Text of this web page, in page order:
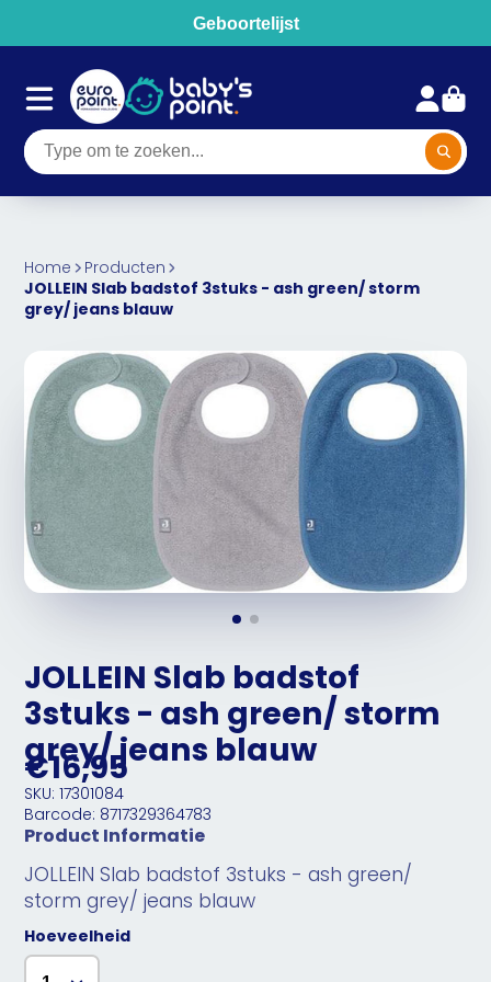
Geboortelijst
Home
Producten
JOLLEIN Slab badstof 3stuks - ash green/ storm
grey/ jeans blauw
JOLLEIN Slab badstof
3stuks - ash green/ storm
grey/ jeans blauw
€16,95
SKU: 17301084
Barcode: 8717329364783
Product Informatie
JOLLEIN Slab badstof 3stuks - ash green/
storm grey/ jeans blauw
Hoeveelheid